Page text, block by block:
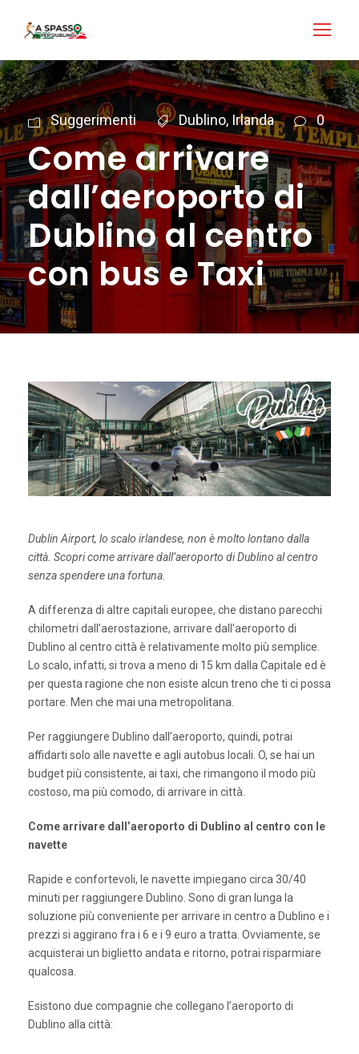
Suggerimenti Dublino, Irlanda 0
Come arrivare
dall’aeroporto di
Dublino al centro
con bus e Taxi
Dublin Airport, lo scalo irlandese, non è molto lontano dalla
città. Scopri come arrivare dall’aeroporto di Dublino al centro
senza spendere una fortuna.
A differenza di altre capitali europee, che distano parecchi
chilometri dall’aerostazione, arrivare dall’aeroporto di
Dublino al centro città è relativamente molto più semplice.
Lo scalo, infatti, si trova a meno di 15 km dalla Capitale ed è
per questa ragione che non esiste alcun treno che ti ci possa
portare. Men che mai una metropolitana.
Per raggiungere Dublino dall’aeroporto, quindi, potrai
affidarti solo alle navette e agli autobus locali. O, se hai un
budget più consistente, ai taxi, che rimangono il modo più
costoso, ma più comodo, di arrivare in città.
Come arrivare dall’aeroporto di Dublino al centro con le
navette
Rapide e confortevoli, le navette impiegano circa 30/40
minuti per raggiungere Dublino. Sono di gran lunga la
soluzione più conveniente per arrivare in centro a Dublino e i
prezzi si aggirano fra i 6 e i 9 euro a tratta. Ovviamente, se
acquisterai un biglietto andata e ritorno, potrai risparmiare
qualcosa.
Esistono due compagnie che collegano l’aeroporto di
Dublino alla città: